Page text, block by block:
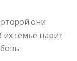
они
их семье царит